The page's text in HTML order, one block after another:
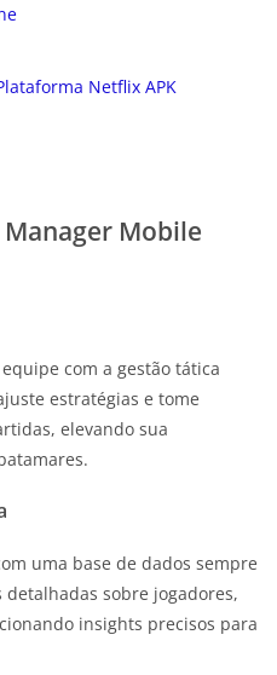
Netflix APK
Mobile
com a gestão tática
estratégias e tome
elevando sua
uma base de dados sempre
sobre jogadores,
insights precisos para